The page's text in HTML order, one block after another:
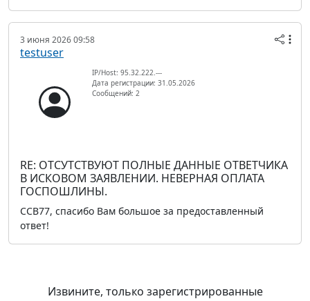
3 июня 2026 09:58
testuser
IP/Host: 95.32.222.---
Дата регистрации: 31.05.2026
Сообщений: 2
RE: ОТСУТСТВУЮТ ПОЛНЫЕ ДАННЫЕ ОТВЕТЧИКА
В ИСКОВОМ ЗАЯВЛЕНИИ. НЕВЕРНАЯ ОПЛАТА
ГОСПОШЛИНЫ.
ССВ77, спасибо Вам большое за предоставленный
ответ!
Извините, только зарегистрированные